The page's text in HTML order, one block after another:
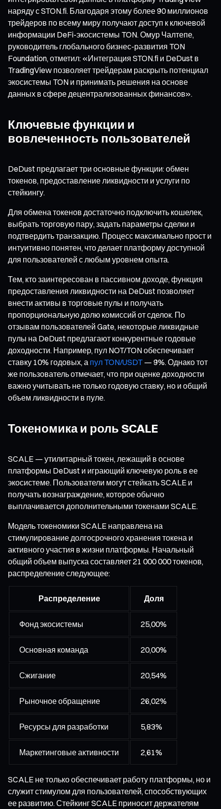
наряду с STON.fi. Благодаря этому более 90 миллионов
трейдеров по всему миру получают доступ к ключевой
информации DeFi-экосистемы TON. Омур Чалтепе,
руководитель глобального бизнес-развития TON
Foundation, отметил: «Интеграция STON.fi и DeDust в
TradingView позволяет трейдерам раскрыть потенциал
экосистемы TON и принимать решения на основе
данных в сфере децентрализованных финансов».
Ключевые функции и
вовлеченность пользователей
DeDust предлагает три основные функции: обмен
токенов, предоставление ликвидности и услуги по
стейкингу.
Для обмена токенов достаточно подключить кошелек,
выбрать торговую пару, задать параметры сделки и
подтвердить транзакцию. Процесс максимально прост и
интуитивно понятен, что делает платформу доступной
для пользователей с любым уровнем опыта.
Тем, кто заинтересован в пассивном доходе, функция
предоставления ликвидности на DeDust позволяет
внести активы в торговые пулы и получать
пропорциональную долю комиссий от сделок. По
отзывам пользователей Gate, некоторые ликвидные
пулы на DeDust предлагают конкурентные годовые
доходности. Например, пул NOT/TON обеспечивает
ставку 10% годовых, а пул TON/USDT — 9%. Однако тот
же пользователь отмечает, что при оценке доходности
важно учитывать не только годовую ставку, но и общий
объем ликвидности в пуле.
Токеномика и роль SCALE
SCALE — утилитарный токен, лежащий в основе
платформы DeDust и играющий ключевую роль в ее
экосистеме. Пользователи могут стейкать SCALE и
получать вознаграждение, которое обычно
выплачивается дополнительными токенами SCALE.
Модель токеномики SCALE направлена на
стимулирование долгосрочного хранения токена и
активного участия в жизни платформы. Начальный
общий объем выпуска составляет 21 000 000 токенов,
распределение следующее:
Распределение Доля
Фонд экосистемы 25,00%
Основная команда 20,00%
Сжигание 20,54%
Рыночное обращение 26,02%
Ресурсы для разработки 5,83%
Маркетинговые активности 2,61%
SCALE не только обеспечивает работу платформы, но и
служит стимулом для пользователей, способствующих
ее развитию. Стейкинг SCALE приносит держателям